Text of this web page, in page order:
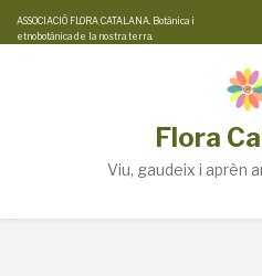
Skip
to
ASSOCIACIÓ FLORA CATALANA. Botànica i
etnobotànica de la nostra terra.
Flora
Viu, gaudeix i aprèn